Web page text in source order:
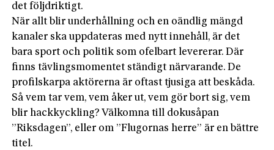
det följdriktigt.
När allt blir underhållning och en oändlig mängd
kanaler ska uppdateras med nytt innehåll, är det
bara sport och politik som ofelbart levererar. Där
finns tävlingsmomentet ständigt närvarande. De
profilskarpa aktörerna är oftast tjusiga att beskåda.
Så vem tar vem, vem åker ut, vem gör bort sig, vem
blir hackkyckling? Välkomna till dokusåpan
”Riksdagen”, eller om ”Flugornas herre” är en bättre
titel.